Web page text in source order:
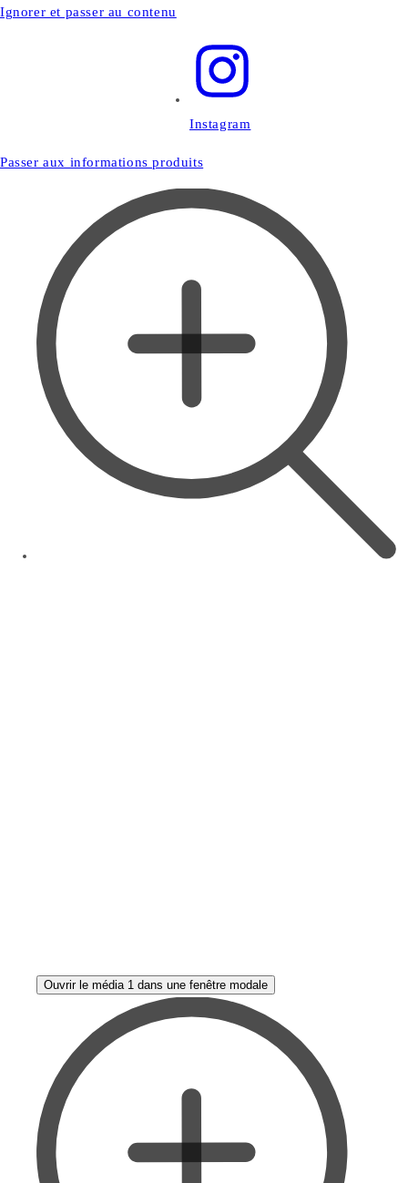
Ignorer et passer au contenu
Instagram
Passer aux informations produits
Ouvrir le média 1 dans une fenêtre modale